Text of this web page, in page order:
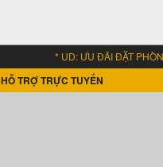
* UD: ƯU ĐÃI ĐẶT PHÒNG
HỖ TRỢ TRỰC TUYẾN